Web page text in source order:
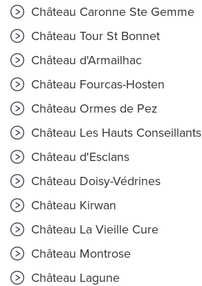
Château Caronne Ste Gemme
Château Tour St Bonnet
Château d'Armailhac
Château Fourcas-Hosten
Château Ormes de Pez
Château Les Hauts Conseillants
Château d'Esclans
Château Doisy-Védrines
Château Kirwan
Château La Vieille Cure
Château Montrose
Château Lagune